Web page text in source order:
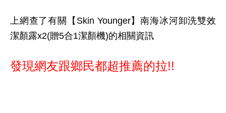
上網查了有關【Skin Younger】南海冰河卸洗雙效
潔顏露x2(贈5合1潔顏機)的相關資訊
發現網友跟鄉民都超推薦的拉!!